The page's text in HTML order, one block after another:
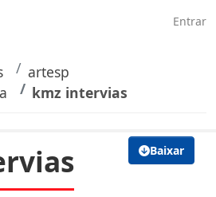
Entrar
artesp
kmz intervias
Baixar